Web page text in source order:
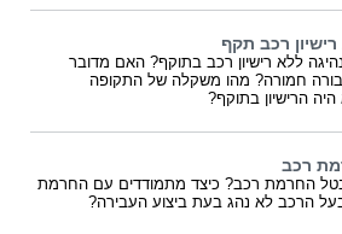
רכב תקף
ללא רישיון רכב בתוקף? האם מדובר
חמורה? מהו משקלה של התקופה
הרישיון בתוקף?
רכב
החרמת רכב? כיצד מתמודדים עם החרמת
הרכב לא נהג בעת ביצוע העבירה?